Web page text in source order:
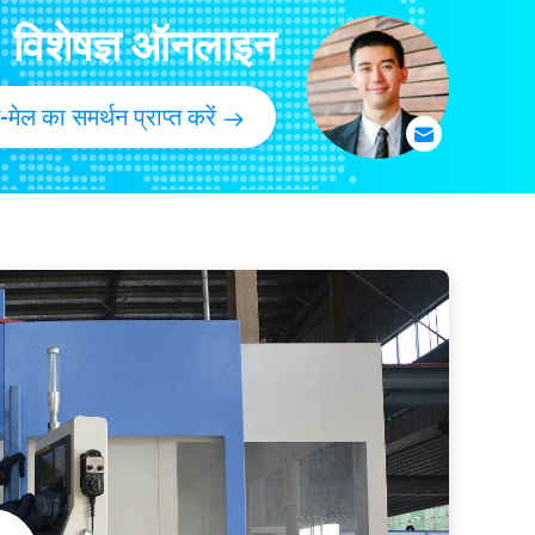
950H 962H 966G 972G
109KG 4 छेद
99x105x253mm
काला
कार्बाइड से भरा हुआ
ट्रिपल ग्राउजर शू
बार अलॉय
प्रोटेक्शन:
विशेषज्ञ ऑनलाइन
मेल का समर्थन प्राप्त करें